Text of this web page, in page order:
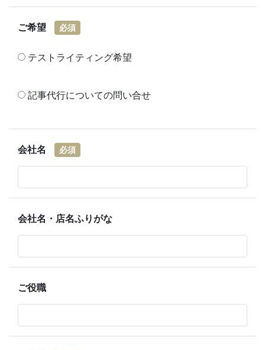
ご希望 必須
テストライティング希望
記事代行についての問い合せ
会社名 必須
会社名・店名ふりがな
ご役職